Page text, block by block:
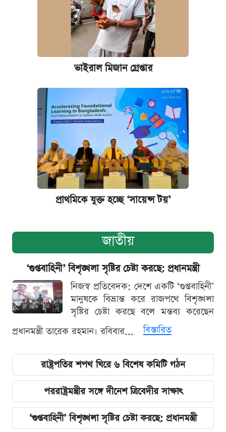
ভাইরাল মিজান গ্রেপ্তার
প্রাথমিকে যুক্ত হচ্ছে ‘সায়েন্স টয়’
জাতীয়
‘গুপ্তবাহিনী’ বিশৃঙ্খলা সৃষ্টির চেষ্টা করছে: প্রধানমন্ত্রী
নিজস্ব প্রতিবেদক: দেশে একটি ‘গুপ্তবাহিনী’
মানুষকে বিভ্রান্ত করে রাজপথে বিশৃঙ্খলা
সৃষ্টির চেষ্টা করছে বলে মন্তব্য করেছেন
প্রধানমন্ত্রী তারেক রহমান। রবিবার...
বিস্তারিত
রাষ্ট্রপতির শপথ ঘিরে ৬ বিশেষ কমিটি গঠন
পররাষ্ট্রমন্ত্রীর সঙ্গে দীনেশ ত্রিবেদীর সাক্ষাৎ
‘গুপ্তবাহিনী’ বিশৃঙ্খলা সৃষ্টির চেষ্টা করছে: প্রধানমন্ত্রী